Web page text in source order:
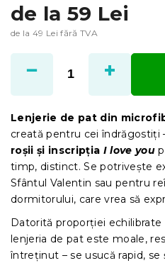
de la 59 Lei
de la49 Lei fără TVA
preţ:
Lenjerie de pat din
creată pentru cei îndrăgostiți
roșii și inscripția I love you
timp, distinct. Se potrivește
Sfântul Valentin sau pentru
dormitorului, care vrea să
Datorită proporției echilibrate
lenjeria de pat este moale,
întreținut – se usucă rapid,